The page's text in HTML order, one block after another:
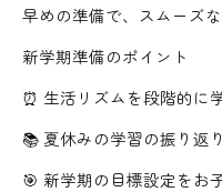
早めの準備で、スムーズ
新学期準備のポイント
⏰ 生活リズムを段階的に
📚 夏休みの学習の振り返
🎯 新学期の目標設定をお